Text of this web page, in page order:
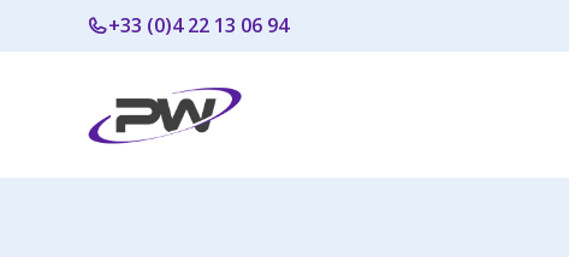
au
+33 (0)4 22 13 06 94